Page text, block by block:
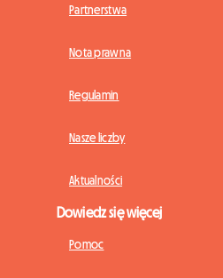
Partnerstwa
Nota prawna
Regulamin
Nasze liczby
Aktualności
Dowiedz się więcej
Pomoc